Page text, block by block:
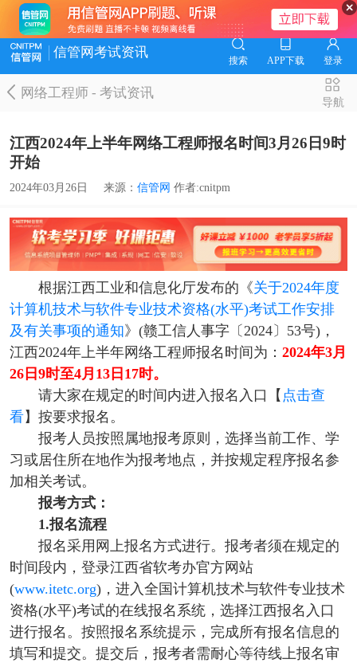
信管网考试资讯
搜索 APP下载 登录
网络工程师-考试资讯
导航
江西2024年上半年网络工程师报名时间3月26日9时
开始
2024年03月26日 来源： 信管网 作者:cnitpm
根据江西工业和信息化厅发布的《关于2024年度
计算机技术与软件专业技术资格(水平)考试工作安排
及有关事项的通知》(赣工信人事字〔2024〕53号)，
江西2024年上半年网络工程师报名时间为： 2024年3月
26日9时至4月13日17时。
请大家在规定的时间内进入报名入口【 点击查
看】按要求报名。
报考人员按照属地报考原则，选择当前工作、学
习或居住所在地作为报考地点，并按规定程序报名参
加相关考试。
报考方式：
1.报名流程
报名采用网上报名方式进行。报考者须在规定的
时间段内，登录江西省软考办官方网站
(www.itetc.org)，进入全国计算机技术与软件专业技术
资格(水平)考试的在线报名系统，选择江西报名入口
进行报名。按照报名系统提示，完成所有报名信息的
填写和提交。提交后，报考者需耐心等待线上报名审